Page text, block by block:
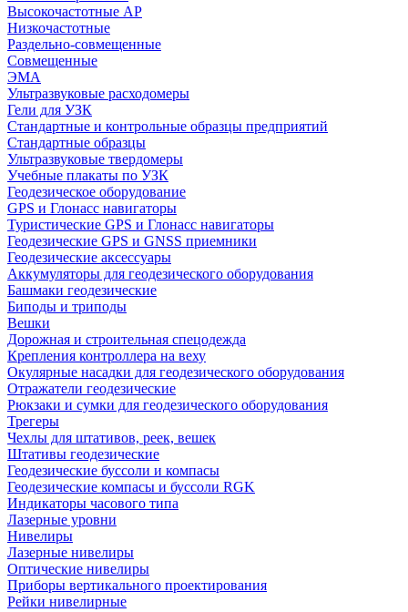
Высокочастотные АР
Низкочастотные
Раздельно-совмещенные
Совмещенные
ЭМА
Ультразвуковые расходомеры
Гели для УЗК
Стандартные и контрольные образцы предприятий
Стандартные образцы
Ультразвуковые твердомеры
Учебные плакаты по УЗК
Геодезическое оборудование
GPS и Глонасс навигаторы
Туристические GPS и Глонасс навигаторы
Геодезические GPS и GNSS приемники
Геодезические аксессуары
Аккумуляторы для геодезического оборудования
Башмаки геодезические
Биподы и триподы
Вешки
Дорожная и строительная спецодежда
Крепления контроллера на веху
Окулярные насадки для геодезического оборудования
Отражатели геодезические
Рюкзаки и сумки для геодезического оборудования
Трегеры
Чехлы для штативов, реек, вешек
Штативы геодезические
Геодезические буссоли и компасы
Геодезические компасы и буссоли RGK
Индикаторы часового типа
Лазерные уровни
Нивелиры
Лазерные нивелиры
Оптические нивелиры
Приборы вертикального проектирования
Рейки нивелирные